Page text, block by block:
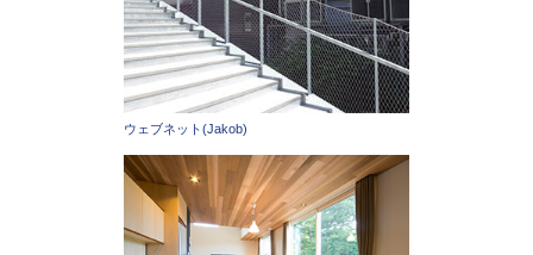
ウェブネット(Jakob)